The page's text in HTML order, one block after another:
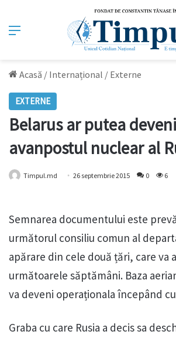
Meniu
Acasă / Internațional / Externe
EXTERNE
Belarus ar putea deveni
avanpostul nuclear al
Timpul.md 26 septembrie 2015 0 6
Semnarea documentului este
următorul consiliu comun al
apărare din cele două țări, care va
următoarele săptămâni. Baza
va deveni operaționala începând
Graba cu care Rusia a decis sa